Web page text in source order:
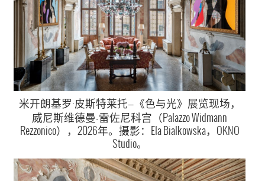
米开朗基罗·皮斯特莱托—《色与光》展览现场，
威尼斯维德曼-雷佐尼科宫（Palazzo Widmann
Rezzonico），2026年。摄影：Ela Bialkowska，OKNO
Studio。